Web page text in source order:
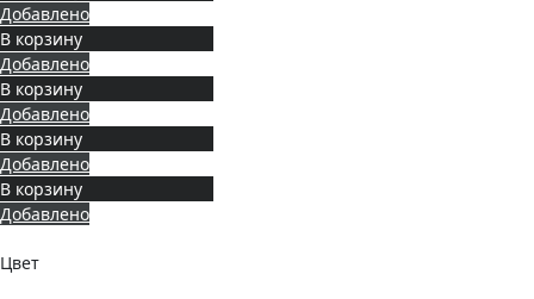
Добавлено
В корзину
Добавлено
В корзину
Добавлено
В корзину
Добавлено
В корзину
Добавлено
Цвет